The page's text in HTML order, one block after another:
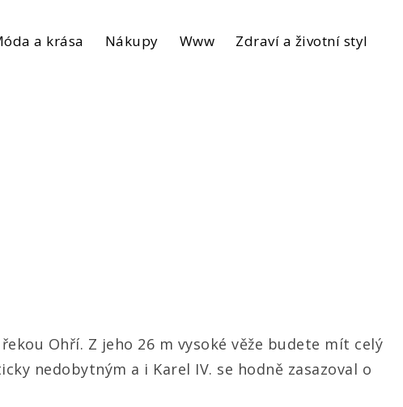
a krása Nákupy Www Zdraví a životní styl
Ohří. Z jeho 26 m vysoké věže budete mít celý
nedobytným a i Karel IV. se hodně zasazoval o